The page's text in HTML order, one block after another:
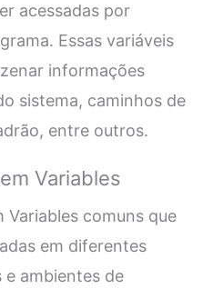
acessadas por
Essas variáveis
informações
sistema, caminhos de
entre outros.
Variables
Variables comuns que
em diferentes
e ambientes de